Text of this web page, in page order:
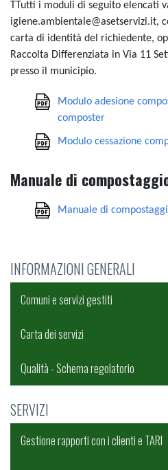
TTutti i moduli di seguito elencati
igiene.ambientale@asetservizi.it,
carta di identità del richiedente,
Raccolta Differenziata in Via 11
presso il municipio.
Modulo adesione
composter
Modulo cessazione
Manuale di
Manuale di
INFORMAZIONI GENERALI
Comuni e servizi gestiti
Carta dei servizi
Qualità - Schema regolatorio
SERVIZI
Gestione rapporti con i clienti e TARI